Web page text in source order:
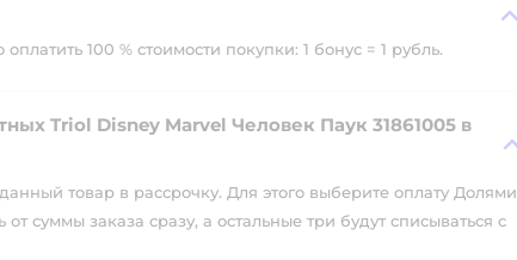
100 % стоимости покупки: 1 бонус = 1 рубль.
Triol Disney Marvel Человек Паук 31861005 в
товар в рассрочку. Для этого выберите оплату Долями
суммы заказа сразу, а остальные три будут списываться с